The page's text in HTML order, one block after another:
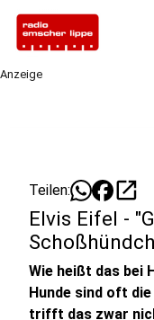
Anzeige
Teilen: open_in_new
Elvis Eifel -
Wie heißt das bei
Hunde sind oft
trifft das zwar